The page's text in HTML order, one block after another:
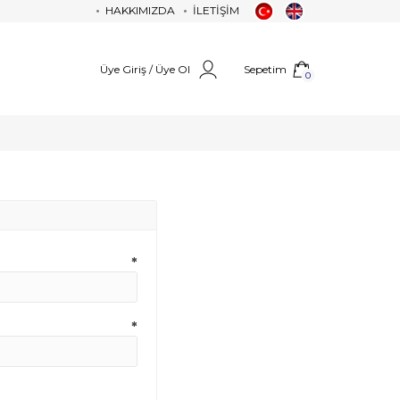
HAKKIMIZDA İLETİŞİM
Üye Giriş / Üye Ol Sepetim 0
*
*